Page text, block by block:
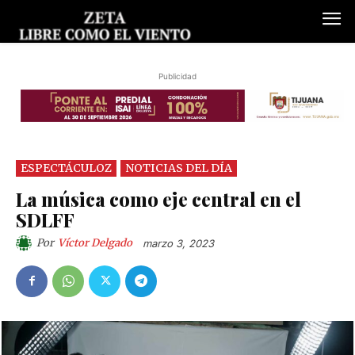
Publicidad
ESPECTÁCULOZ NOTICIAS DEL DÍA
La música como eje central en el
SDLFF
Por Víctor Delgado marzo 3, 2023